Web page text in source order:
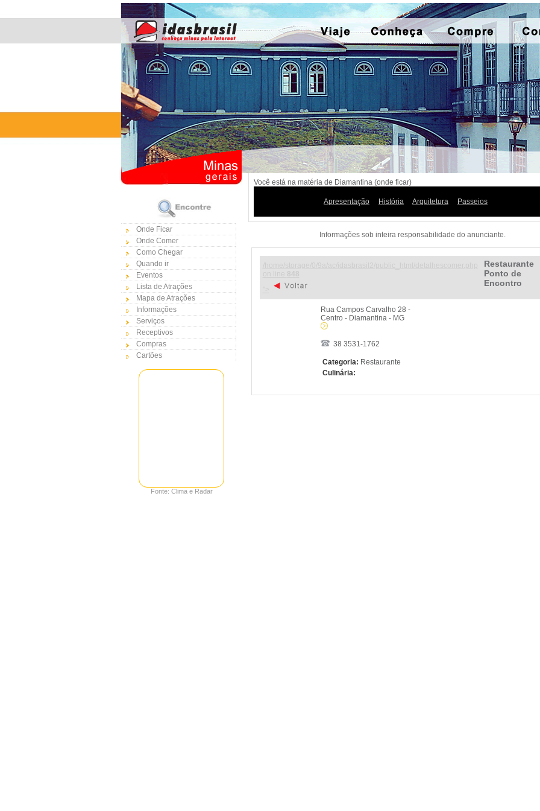
Onde Ficar
Onde Comer
Como Chegar
Quando ir
Eventos
Lista de Atrações
Mapa de Atrações
Informações
Serviços
Receptivos
Compras
Cartões
Fonte: Clima e Radar
Você está na matéria de Diamantina (onde ficar)
Apresentação História Arquitetura Passeios
Informações sob inteira responsabilidade do anunciante.
Restaurante
Ponto de
Encontro
Rua Campos Carvalho 28 -
Centro - Diamantina - MG
38 3531-1762
Categoria: Restaurante
Culinária: